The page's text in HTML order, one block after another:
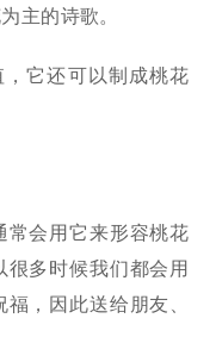
主的诗歌。
它还可以制成桃花
常会用它来形容桃花
多时候我们都会用
，因此送给朋友、